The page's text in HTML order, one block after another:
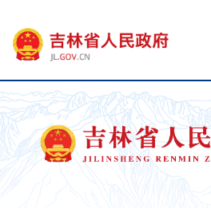
开
无
障
碍
说
明